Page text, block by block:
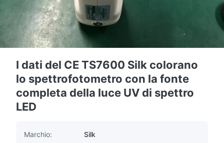
I dati del CE TS7600 Silk colorano
lo spettrofotometro con la fonte
completa della luce UV di spettro
LED
Marchio:
Silk